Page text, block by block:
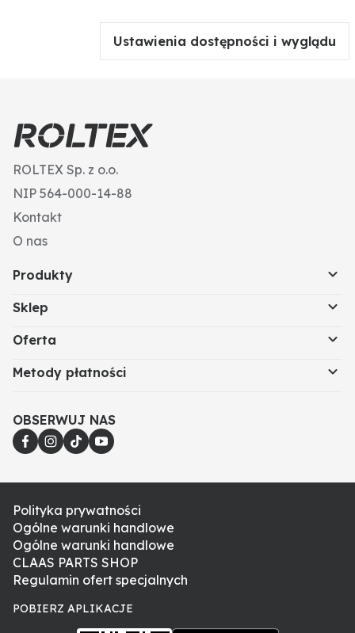
Ustawienia dostępności i wyglądu
ROLTEX Sp. z o.o.
NIP 564-000-14-88
Kontakt
O nas
Produkty
Sklep
Oferta
Metody płatności
OBSERWUJ NAS
Polityka prywatności
Ogólne warunki handlowe
Ogólne warunki handlowe
CLAAS PARTS SHOP
Regulamin ofert specjalnych
POBIERZ APLIKACJE